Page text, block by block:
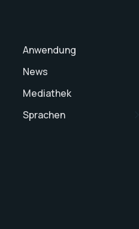
Anwendung
News
Mediathek
Sprachen